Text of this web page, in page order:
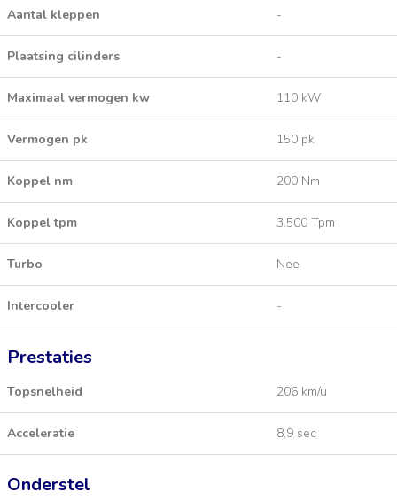
Aantal kleppen -
Plaatsing cilinders -
Maximaal vermogen kw 110 kW
Vermogen pk 150 pk
Koppel nm 200 Nm
Koppel tpm 3.500 Tpm
Turbo Nee
Intercooler -
Prestaties
Topsnelheid 206 km/u
Acceleratie 8,9 sec
Onderstel